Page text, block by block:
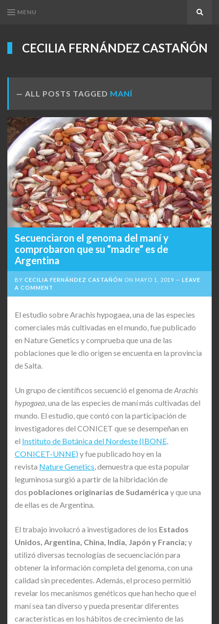
MENU
CECILIA FERNÁNDEZ CASTAÑÓN
ALL POSTS TAGGED MANÍ
Secuenciaron el genoma del maní y
comprobaron que su “madre” es de
Argentina
BY CECILIA FERNÁNDEZ CASTAÑÓN ON MAYO 1, 2019
LEAVE
A COMMENT
El estudio sobre Arachis hypogaea, una de las especies
comerciales más cultivadas en el mundo, fue publicado
en Nature Genetics y comprueba que una de las
poblaciones que le dio origen se encuenta en la provincia
de Salta.
Un grupo de científicos secuenció el genoma deArachis
hypogaea , una de las especies de maní más cultivadas del
mundo. El estudio, que contó con la participación de
investigadores del CONICET que se desempeñan en
el Instituto de Botánica del Nordeste (IBONE,
CONICET-UNNE)y fue publicado hoy en la
revista Nature Genetics , demuestra que esta popular
leguminosa surgió a partir de la hibridación de
dos poblaciones originarias de Sudamérica y que una
de ellas es de Argentina.
El trabajo involucró a investigadores de los Estados
Unidos, Argentina, China, India, Japón y Francia; y
utilizó diversas tecnologías de secuenciación para
obtener la información completa del genoma, con una
calidad sin precedentes. Además, el proceso permitió
revelar los mecanismos genéticos que han hecho que el
maní sea tan diverso y pueda presentar diferentes
características en los hábitos de crecimiento de las